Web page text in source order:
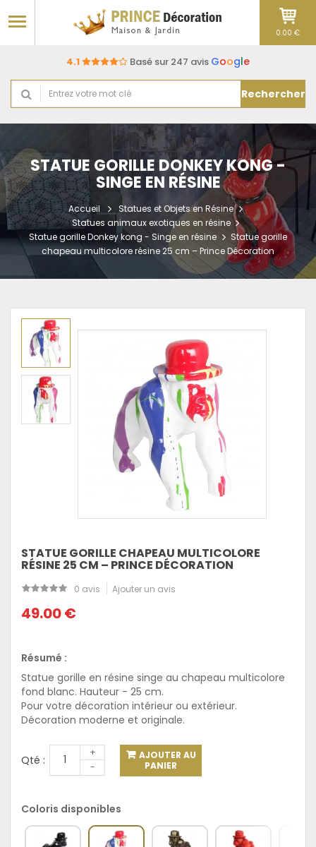
4.1 Basé sur 247 avis Google
Rechercher
0.00 €
STATUE GORILLE DONKEY KONG -
SINGE EN RÉSINE
Accueil
Statues et Objets en Résine
Statues animaux exotiques en résine
Statue gorille Donkey kong - Singe en résine
Statue gorille
chapeau multicolore résine 25 cm – Prince Décoration
STATUE GORILLE CHAPEAU MULTICOLORE
RÉSINE 25 CM – PRINCE DÉCORATION
0 avis Ajouter un avis
49.00 €
Résumé :
Statue gorille en résine singe au chapeau multicolore
fond blanc. Hauteur - 25 cm.
Pour votre décoration intérieur ou extérieur.
Décoration moderne et originale.
Qté :
+
-
AJOUTER AU
PANIER
Coloris disponibles